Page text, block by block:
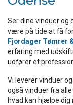
Ser dine vinduer og
være på tide at få
Fjordager Tømrer
erfaring med
udfører et
Vi leverer vinduer
også vinduer fra
hvad kan hjælpe dig